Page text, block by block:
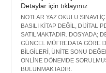
Detaylar için tıklayınız
NOTLAR YAZ OKULU SINAVI
BASILI KİTAP DEĞİL, DİJİTAL
SATILMAKTADIR. DOSYADA;
GÜNCEL MÜFREDATA GÖRE
BİLGİLERİ, ÜNİTE SONU
ONLİNE DÖNEMDE
BULUNMAKTADIR.